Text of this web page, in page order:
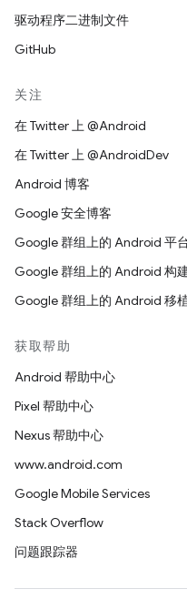
驱动程序二进制文件
GitHub
关注
在 Twitter 上 @Android
在 Twitter 上 @AndroidDev
Android 博客
Google 安全博客
Google 群组上的 Android 平
Google 群组上的 Android 构
Google 群组上的 Android 移
获取帮助
Android 帮助中心
Pixel 帮助中心
Nexus 帮助中心
www.android.com
Google Mobile Services
Stack Overflow
问题跟踪器